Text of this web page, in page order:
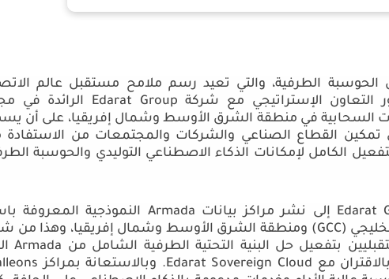
الحوسبة الطرفية، والتي تعيد رسم ملامح مستقبل عالم
التعاون الإستراتيجي مع شركة Edarat Group الرائدة في
السحابية في منطقة الشرق الأوسط وشمال إفريقيا، على أن
تمكين القطاع الصناعي والشركات والمجتمعات من
الكامل لإمكانات الذكاء الاصطناعي التوليدي والحوسبة
Edarat إلى نشر مراكز بيانات Armada النموذجية المعروفة
(
GCC) ومنطقة الشرق الأوسط وشمال إفريقيا، وهذا من
بتفعيل حل البنية التحتية الطرفية الشامل من Armada
بالاقتران مع Edarat Sovereign Cloud. وبالاستعانة بمراكز